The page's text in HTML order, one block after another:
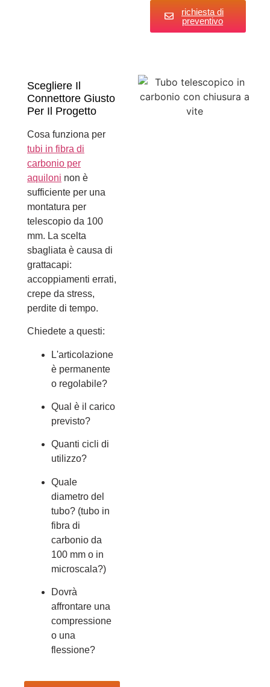
richiesta di
preventivo
Scegliere Il
Connettore Giusto
Per Il Progetto
Cosa funziona per
tubi in fibra di
carbonio per
aquiloni non è
sufficiente per una
montatura per
telescopio da 100
mm. La scelta
sbagliata è causa di
grattacapi:
accoppiamenti errati,
crepe da stress,
perdite di tempo.
Chiedete a questi:
L'articolazione
è permanente
o regolabile?
Qual è il carico
previsto?
Quanti cicli di
utilizzo?
Quale
diametro del
tubo? (tubo in
fibra di
carbonio da
100 mm o in
microscala?)
Dovrà
affrontare una
compressione
o una
flessione?